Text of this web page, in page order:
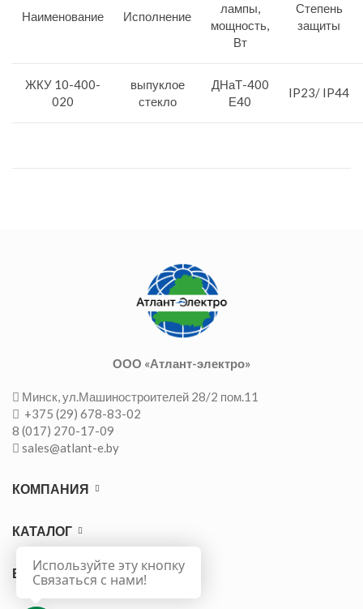
Наименование Исполнение
лампы,
мощность,
Вт
Степень
защиты
ЖКУ 10-400-
020
выпуклое
стекло
ДНаТ-400
Е40
IP23/ IP44
ООО «Атлант-электро»
Минск, ул.Машиностроителей 28/2 пом.11
+375 (29) 678-83-02
8 (017) 270-17-09
sales@atlant-e.by
КОМПАНИЯ
КАТАЛОГ
ВАЖНО
Используйте эту кнопку
Связаться с нами!